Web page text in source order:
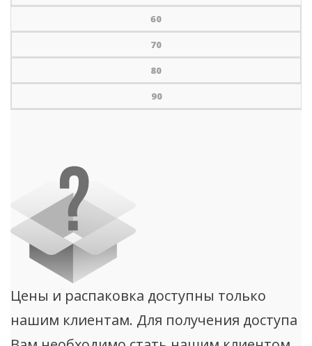
60
70
80
90
Цены и распаковка доступны только
нашим клиентам. Для получения доступа